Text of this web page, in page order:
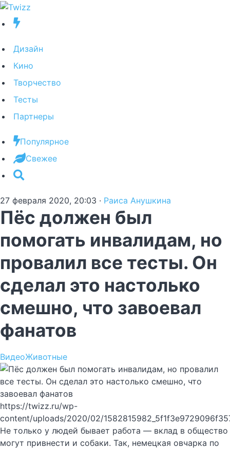
Дизайн
Кино
Творчество
Тесты
Партнеры
Популярное
Свежее
27 февраля 2020, 20:03 · Раиса Анушкина
Пёс должен был
помогать инвалидам, но
провалил все тесты. Он
сделал это настолько
смешно, что завоевал
фанатов
ВидеоЖивотные
https://twizz.ru/wp-
content/uploads/2020/02/
Не только у людей бывает работа — вклад в общество
могут привнести и собаки. Так, немецкая овчарка по